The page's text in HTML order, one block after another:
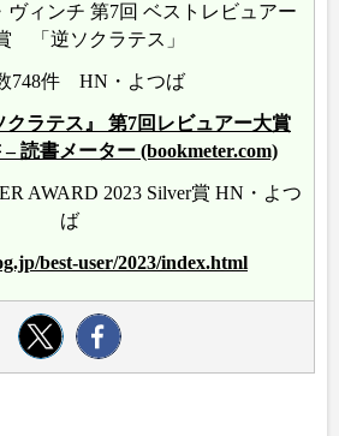
ヴィンチ 第7回 ベストレビュアー
「逆ソクラテス」
748件 HN・よつば
クラテス』 第7回レビュアー大賞
読書メーター (bookmeter.com)
AWARD 2023 Silver賞 HN・よつ
ば
best-user/2023/index.html